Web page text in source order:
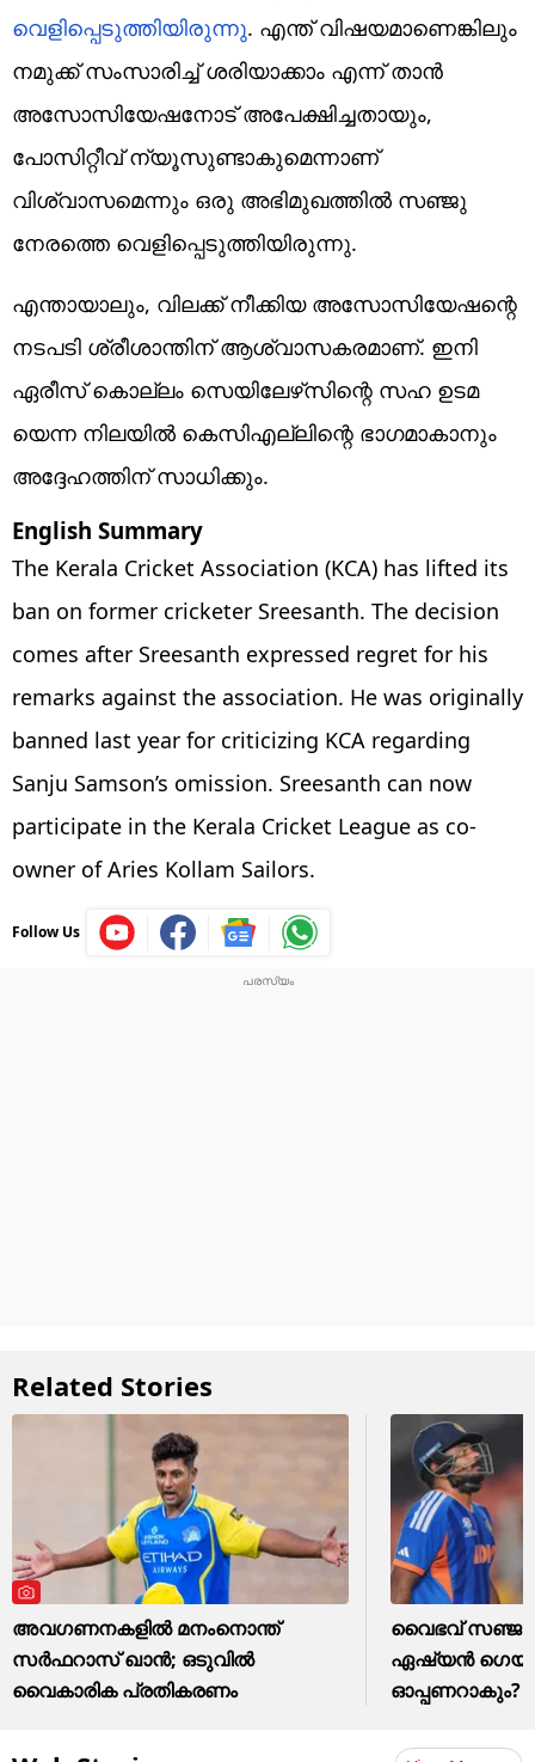
വെളിപ്പെടുത്തിയിരുന്നു. എന്ത് വിഷയമാണെങ്കിലും
നമുക്ക് സംസാരിച്ച് ശരിയാക്കാം എന്ന് താന്‍
അസോസിയേഷനോട് അപേക്ഷിച്ചതായും,
പോസിറ്റീവ് ന്യൂസുണ്ടാകുമെന്നാണ്
വിശ്വാസമെന്നും ഒരു അഭിമുഖത്തില്‍ സഞ്ജു
നേരത്തെ വെളിപ്പെടുത്തിയിരുന്നു.
എന്തായാലും, വിലക്ക് നീക്കിയ അസോസിയേഷന്റെ
നടപടി ശ്രീശാന്തിന് ആശ്വാസകരമാണ്. ഇനി
ഏരീസ് കൊല്ലം സെയിലേഴ്‌സിന്റെ സഹ ഉടമ
യെന്ന നിലയില്‍ കെസിഎല്ലിന്റെ ഭാഗമാകാനും
അദ്ദേഹത്തിന് സാധിക്കും.
English Summary
The Kerala Cricket Association (KCA) has lifted its
ban on former cricketer Sreesanth. The decision
comes after Sreesanth expressed regret for his
remarks against the association. He was originally
banned last year for criticizing KCA regarding
Sanju Samson’s omission. Sreesanth can now
participate in the Kerala Cricket League as co-
owner of Aries Kollam Sailors.
Follow Us
Related Stories
അവഗണനകളില്‍ മനംനൊന്ത്
സര്‍ഫറാസ് ഖാന്‍; ഒടുവില്‍
വൈകാരിക പ്രതികരണം
വൈഭവ്
ഏഷ്യന്‍
ഓപ്പണറാകും?